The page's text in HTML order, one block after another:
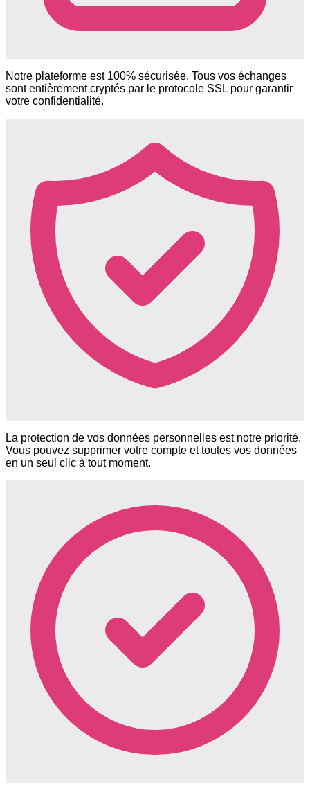
Notre plateforme est 100% sécurisée. Tous vos échanges
sont entièrement cryptés par le protocole SSL pour garantir
votre confidentialité.
La protection de vos données personnelles est notre priorité.
Vous pouvez supprimer votre compte et toutes vos données
en un seul clic à tout moment.